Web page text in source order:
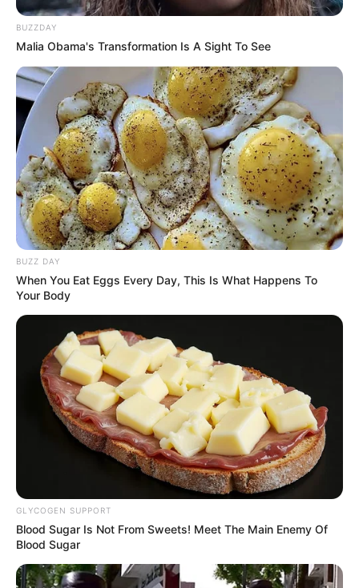
Ambyar! 10 Kalimat Baper
Pakai Bahasa Jawa Ini Bikin
Galau Abis
Fail! 10 Potret Makanan Gagal
Dimasak yang Bikin Kamu
Nggak Selera
10 Pose Manekin Anti
Mainstream yang Konyol
Banget
8 Kata Lucu Seputar Malam
BUZZDAY
Malia Obama's Transformation Is A Sight To See
BUZZ DAY
When You Eat Eggs Every Day, This Is What Happens To
Your Body
GLYCOGEN SUPPORT
Blood Sugar Is Not From Sweets! Meet The Main Enemy Of
Blood Sugar